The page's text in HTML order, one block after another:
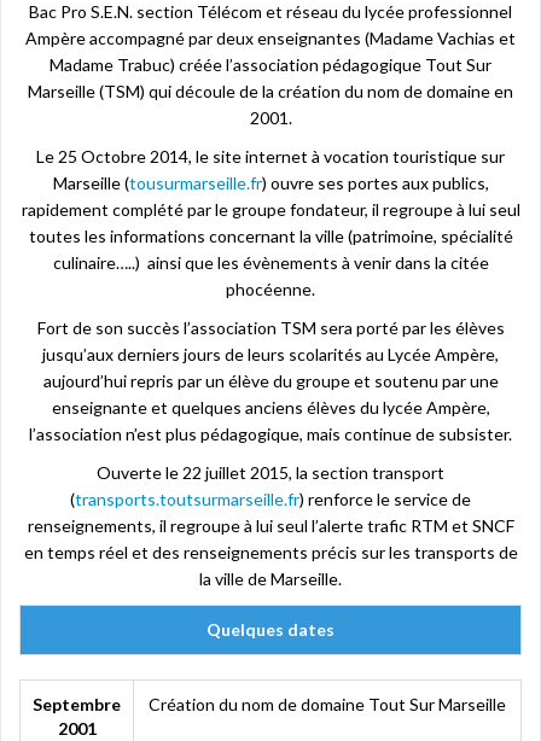
Bac Pro S.E.N. section Télécom et réseau du lycée professionnel
Ampère accompagné par deux enseignantes (Madame Vachias et
Madame Trabuc) créée l’association pédagogique Tout Sur
Marseille (TSM) qui découle de la création du nom de domaine en
2001.
Le 25 Octobre 2014, le site internet à vocation touristique sur
Marseille (tousurmarseille.fr) ouvre ses portes aux publics,
rapidement complété par le groupe fondateur, il regroupe à lui seul
toutes les informations concernant la ville (patrimoine, spécialité
culinaire…..) ainsi que les évènements à venir dans la citée
phocéenne.
Fort de son succès l’association TSM sera porté par les élèves
jusqu’aux derniers jours de leurs scolarités au Lycée Ampère,
aujourd’hui repris par un élève du groupe et soutenu par une
enseignante et quelques anciens élèves du lycée Ampère,
l’association n’est plus pédagogique, mais continue de subsister.
Ouverte le 22 juillet 2015, la section transport
(transports.toutsurmarseille.fr) renforce le service de
renseignements, il regroupe à lui seul l’alerte trafic RTM et SNCF
en temps réel et des renseignements précis sur les transports de
la ville de Marseille.
Quelques dates
Septembre
2001
Création du nom de domaine Tout Sur Marseille